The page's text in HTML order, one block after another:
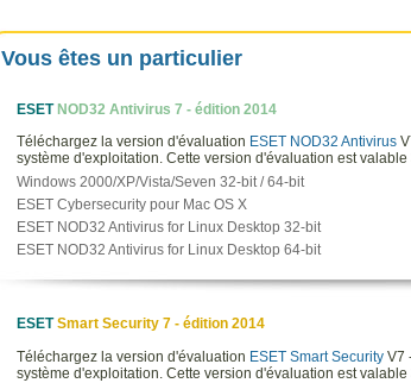
Vous êtes un particulier
ESETNOD32 Antivirus 7 - édition 2014
Téléchargez la version d'évaluation ESET NOD32 Antivirus
système d'exploitation. Cette version d'évaluation est
Windows 2000/XP/Vista/Seven 32-bit / 64-bit
ESET Cybersecurity pour Mac OS X
ESET NOD32 Antivirus for Linux Desktop 32-bit
ESET NOD32 Antivirus for Linux Desktop 64-bit
ESET Smart Security 7 - édition 2014
Téléchargez la version d'évaluation ESET Smart Security V7
système d'exploitation. Cette version d'évaluation est